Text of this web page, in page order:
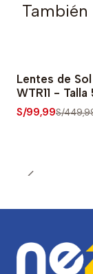
-78% OFF
Lentes de
WTR11 - Talla
S/99,99S/